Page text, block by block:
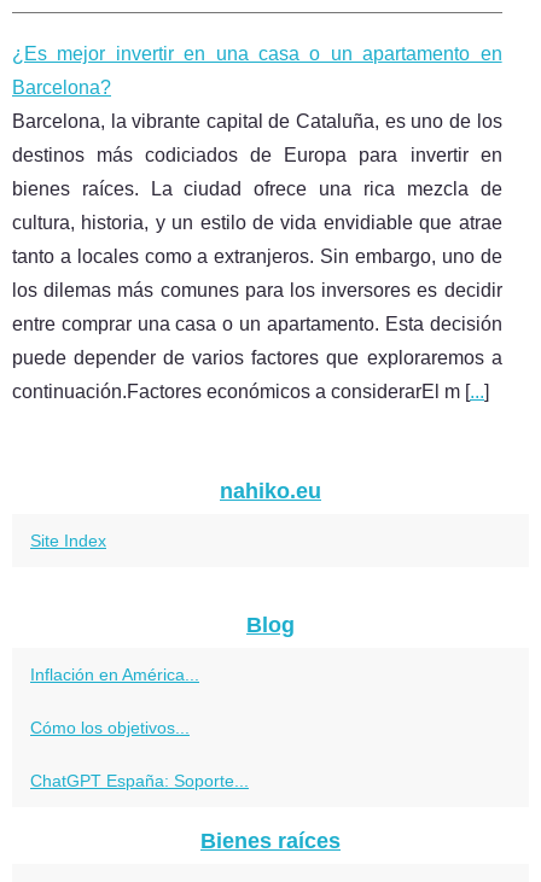
¿Es mejor invertir en una casa o un apartamento en
Barcelona?
Barcelona, la vibrante capital de Cataluña, es uno de los
destinos más codiciados de Europa para invertir en
bienes raíces. La ciudad ofrece una rica mezcla de
cultura, historia, y un estilo de vida envidiable que atrae
tanto a locales como a extranjeros. Sin embargo, uno de
los dilemas más comunes para los inversores es decidir
entre comprar una casa o un apartamento. Esta decisión
puede depender de varios factores que exploraremos a
continuación.Factores económicos a considerarEl m [...]
nahiko.eu
Site Index
Blog
Inflación en América...
Cómo los objetivos...
ChatGPT España: Soporte...
Bienes raíces